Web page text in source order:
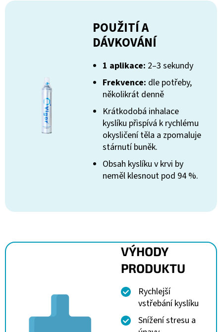
POUŽITÍ A
DÁVKOVÁNÍ
1 aplikace: 2–3 sekundy
Frekvence: dle potřeby,
několikrát denně
Krátkodobá inhalace
kyslíku přispívá k rychlému
okysličení těla a zpomaluje
stárnutí buněk.
Obsah kyslíku v krvi by
neměl klesnout pod 94 %.
VÝHODY
PRODUKTU
Rychlejší
vstřebání kyslíku
Snížení stresu a